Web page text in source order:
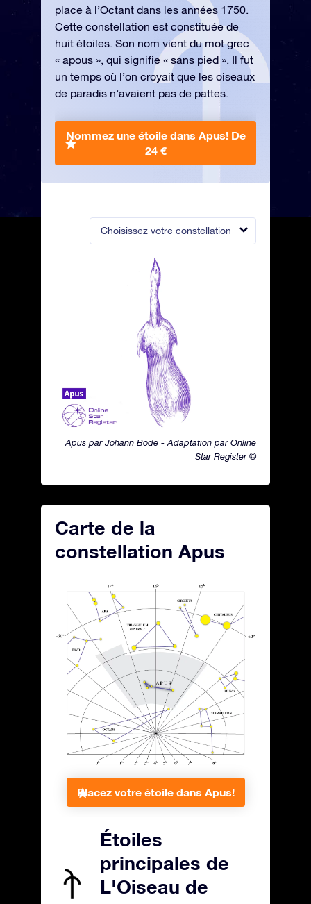
Choisissez votre constellation
Apus par Johann Bode - Adaptation par Online
Star Register ©
place à l’Octant dans les années 1750.
Cette constellation est constituée de
huit étoiles. Son nom vient du mot grec
« apous », qui signifie « sans pied ». Il fut
un temps où l’on croyait que les oiseaux
de paradis n’avaient pas de pattes.
Nommez une étoile dans Apus! De
24 €
Carte de la
constellation Apus
Placez votre étoile dans Apus!
Étoiles
principales de
L'Oiseau de